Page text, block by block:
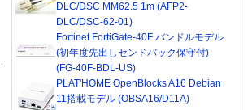
DLC/DSC MM62.5 1m (AFP2-
DLC/DSC-62-01)
Fortinet FortiGate-40F バンドルモデル
(初年度先出しセンドバック保守付)
(FG-40F-BDL-US)
PLAT'HOME OpenBlocks A16 Debian
11搭載モデル (OBSA16/D11A)